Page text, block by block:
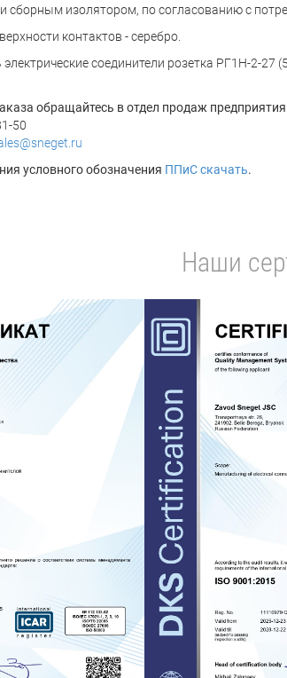
сборным изолятором, по согласованию с
контактов - серебро.
соединители розетка РГ1Н-2-27
обращайтесь в отдел продаж
50
условного обозначения ППиС скачать.
Наши